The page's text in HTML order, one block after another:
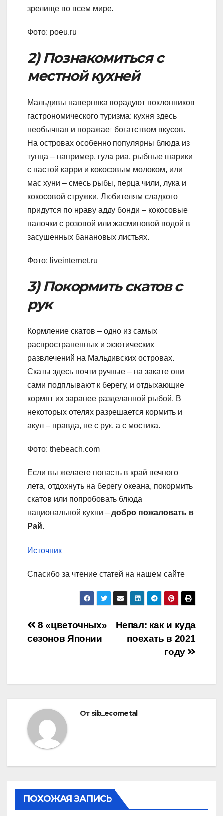
зрелище во всем мире.
Фото: poeu.ru
2) Познакомиться с
местной кухней
Мальдивы наверняка порадуют поклонников
гастрономического туризма: кухня здесь
необычная и поражает богатством вкусов.
На островах особенно популярны блюда из
тунца – например, гула риа, рыбные шарики
с пастой карри и кокосовым молоком, или
мас хуни – смесь рыбы, перца чили, лука и
кокосовой стружки. Любителям сладкого
придутся по нраву адду бонди – кокосовые
палочки с розовой или жасминовой водой в
засушенных банановых листьях.
Фото: liveinternet.ru
3) Покормить скатов с
рук
Кормление скатов – одно из самых
распространенных и экзотических
развлечений на Мальдивских островах.
Скаты здесь почти ручные – на закате они
сами подплывают к берегу, и отдыхающие
кормят их заранее разделанной рыбой. В
некоторых отелях разрешается кормить и
акул – правда, не с рук, а с мостика.
Фото: thebeach.com
Если вы желаете попасть в край вечного
лета, отдохнуть на берегу океана, покормить
скатов или попробовать блюда
национальной кухни – добро пожаловать в
Рай.
Источник
Спасибо за чтение статей на нашем сайте
Навигация
Непал: как и куда
поехать в 2021
году
8 «цветочных»
сезонов Японии
От sib_ecometal
ПОХОЖАЯ ЗАПИСЬ